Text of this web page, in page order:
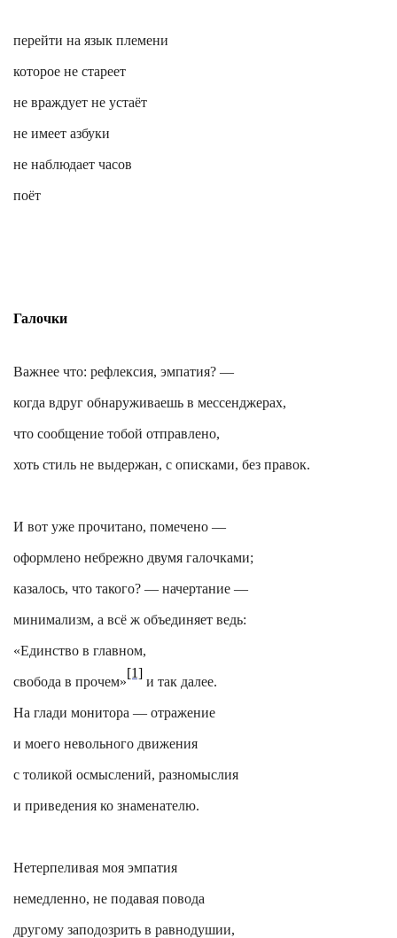
перейти на язык племени
которое не стареет
не враждует не устаёт
не имеет азбуки
не наблюдает часов
поёт
Галочки
Важнее что: рефлексия, эмпатия? —
когда вдруг обнаруживаешь в мессенджерах,
что сообщение тобой отправлено,
хоть стиль не выдержан, с описками, без правок.
И вот уже прочитано, помечено —
оформлено небрежно двумя галочками;
казалось, что такого? — начертание —
минимализм, а всё ж объединяет ведь:
«Единство в главном,
свобода в прочем»
[1]
и так далее.
На глади монитора — отражение
и моего невольного движения
с толикой осмыслений, разномыслия
и приведения ко знаменателю.
Нетерпеливая моя эмпатия
немедленно, не подавая повода
другому заподозрить в равнодушии,